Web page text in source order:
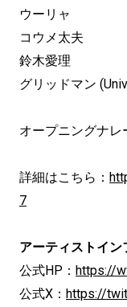
ウーリャ
コウメ太夫
鈴木愛理
グリッドマン
オープニングナレ
詳細はこちら：
7
アーティストイ
公式HP： https://
公式X： https://